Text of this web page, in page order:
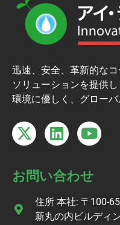
迅速、安全、革新的な
ソリューションを提供し
環境に優しく、グローバ
お問い合わせ
住所 本社: 〒100-
新丸の内ビルディ